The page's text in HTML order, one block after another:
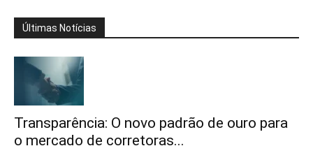
Últimas Notícias
Transparência: O novo padrão de ouro para
o mercado de corretoras...